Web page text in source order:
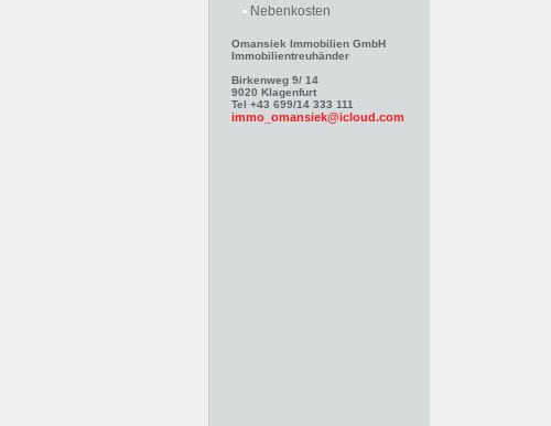
▪ Nebenkosten
Omansiek Immobilien GmbH
Immobilientreuhänder
Birkenweg 9/ 14
9020 Klagenfurt
Tel +43 699/14 333 111
immo_omansiek@icloud.com